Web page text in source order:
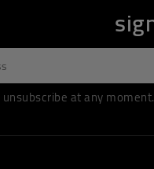
unsubscribe at any